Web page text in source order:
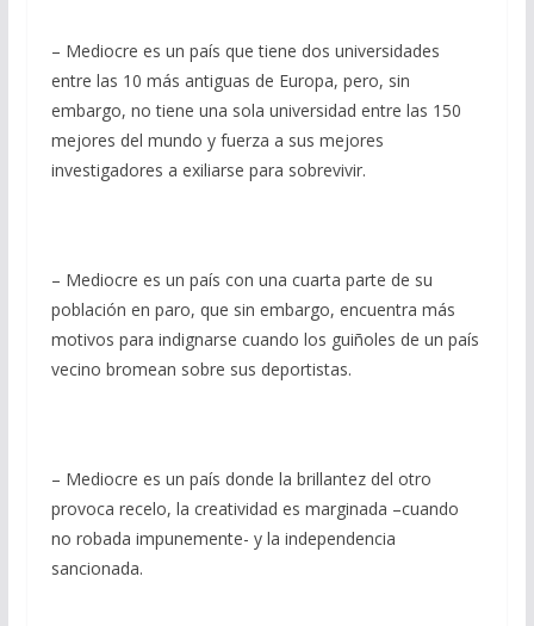
– Mediocre es un país que tiene dos universidades
entre las 10 más antiguas de Europa, pero, sin
embargo, no tiene una sola universidad entre las 150
mejores del mundo y fuerza a sus mejores
investigadores a exiliarse para sobrevivir.
– Mediocre es un país con una cuarta parte de su
población en paro, que sin embargo, encuentra más
motivos para indignarse cuando los guiñoles de un país
vecino bromean sobre sus deportistas.
– Mediocre es un país donde la brillantez del otro
provoca recelo, la creatividad es marginada –cuando
no robada impunemente- y la independencia
sancionada.